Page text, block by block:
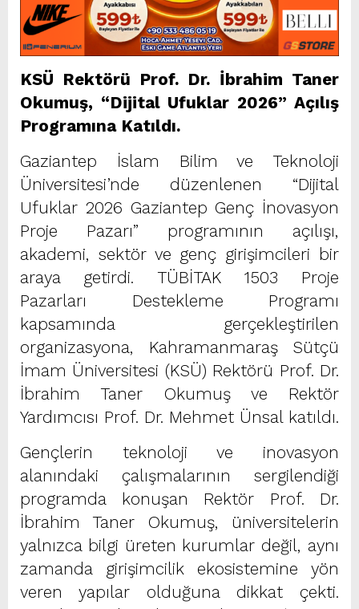
KSÜ Rektörü Prof. Dr. İbrahim Taner
Okumuş, “Dijital Ufuklar 2026” Açılış
Programına Katıldı.
Gaziantep İslam Bilim ve Teknoloji
Üniversitesi’nde düzenlenen “Dijital
Ufuklar 2026 Gaziantep Genç İnovasyon
Proje Pazarı” programının açılışı,
akademi, sektör ve genç girişimcileri bir
araya getirdi. TÜBİTAK 1503 Proje
Pazarları Destekleme Programı
kapsamında gerçekleştirilen
organizasyona, Kahramanmaraş Sütçü
İmam Üniversitesi (KSÜ) Rektörü Prof. Dr.
İbrahim Taner Okumuş ve Rektör
Yardımcısı Prof. Dr. Mehmet Ünsal katıldı.
Gençlerin teknoloji ve inovasyon
alanındaki çalışmalarının sergilendiği
programda konuşan Rektör Prof. Dr.
İbrahim Taner Okumuş, üniversitelerin
yalnızca bilgi üreten kurumlar değil, aynı
zamanda girişimcilik ekosistemine yön
veren yapılar olduğuna dikkat çekti.